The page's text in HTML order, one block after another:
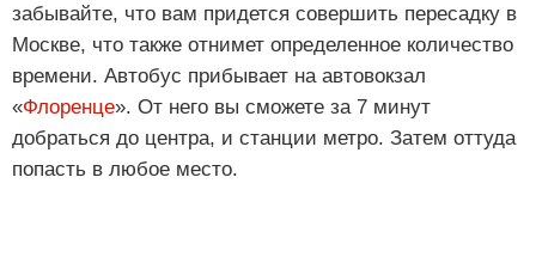
забывайте, что вам придется совершить пересадку в
Москве, что также отнимет определенное количество
времени. Автобус прибывает на автовокзал
«Флоренце». От него вы сможете за 7 минут
добраться до центра, и станции метро. Затем оттуда
попасть в любое место.